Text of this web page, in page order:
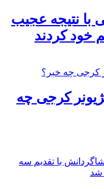
با نتیجه عجیب
خود کردند
کرجی چه